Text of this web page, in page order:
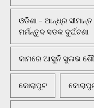
ଓଡିଶା - ଆନ୍ଧ୍ର
ମର୍ମନ୍ତୁଦ ସଡକ ଦୁର୍ଘଟଣା
କାମରେ ଆସୁନି ସୁଲଭ
କୋରାପୁଟ